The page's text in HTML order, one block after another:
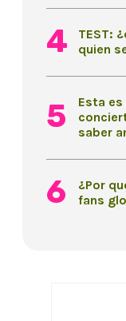
TEST:
quien
Esta
saber
¿Por
fans